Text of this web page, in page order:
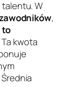
W
,
to
Ta kwota